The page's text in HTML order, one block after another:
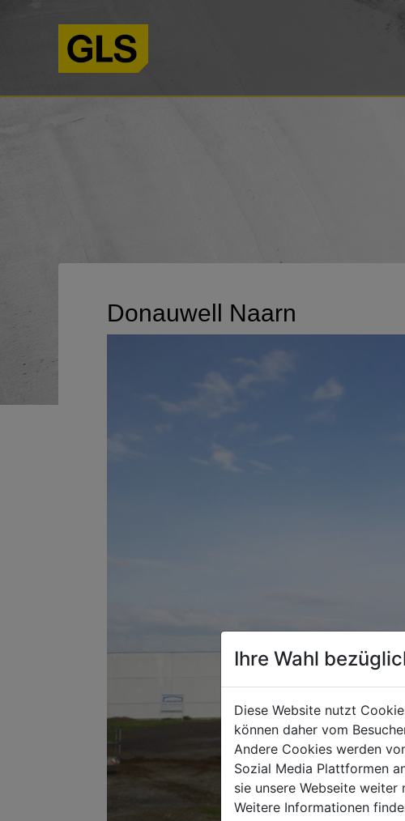
Donauwell Naarn
Ihre Wahl
Diese Website nutzt
können daher vom
Andere Cookies werden
Sozial Media Plattformen
sie unsere Webseite weiter
Weitere Informationen